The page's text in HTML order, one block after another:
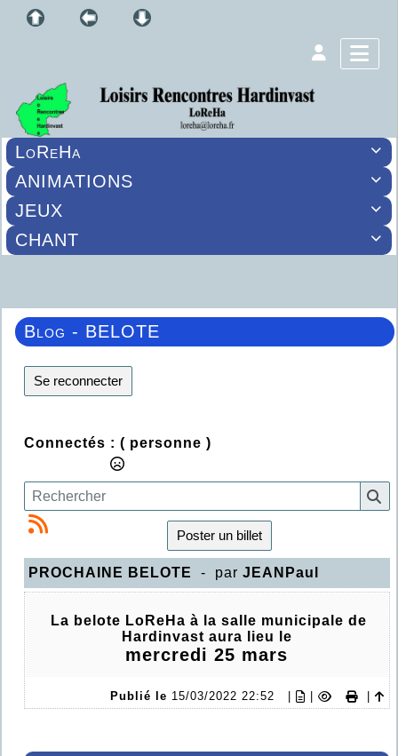

LoReHa

ANIMATIONS

JEUX

CHANT
Blog - BELOTE
Se reconnecter
Connectés : ( personne )
Poster un billet
PROCHAINE BELOTE - par JEANPaul
La belote LoReHa à la salle municipale de
Hardinvast aura lieu le
mercredi 25 mars
Publié le 15/03/2022 22:52